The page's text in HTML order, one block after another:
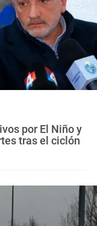
por El Niño y
tras el ciclón